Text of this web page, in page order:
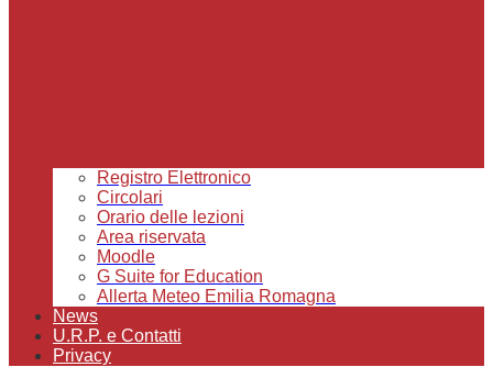
Registro Elettronico
Circolari
Orario delle lezioni
Area riservata
Moodle
G Suite for Education
Allerta Meteo Emilia Romagna
News
U.R.P. e Contatti
Privacy